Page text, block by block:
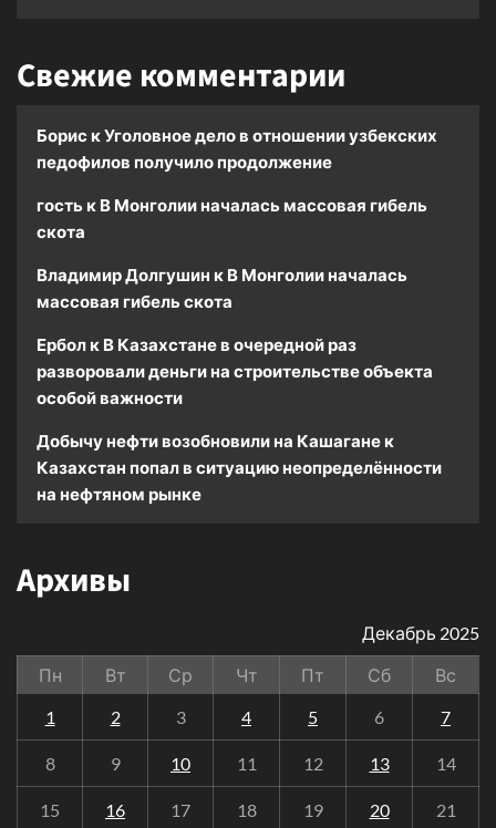
Свежие комментарии
Борис кУголовное дело в отношении узбекских
педофилов получило продолжение
гость к В Монголии началась массовая гибель
скота
Владимир Долгушин к В Монголии началась
массовая гибель скота
Ербол к В Казахстане в очередной раз
разворовали деньги на строительстве объекта
особой важности
Добычу нефти возобновили на Кашагане к
Казахстан попал в ситуацию неопределённости
на нефтяном рынке
Архивы
Декабрь 2025
Пн
Вт Ср Чт Пт Сб
Вс
1
2 3 4 5 6 7
8 9 10 11 12 13 14
15 16 17 18 19 20 21